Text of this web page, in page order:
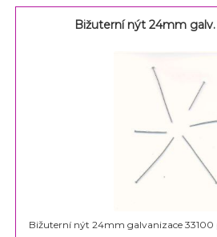
Bižuterní nýt 24mm
Bižuterní nýt 24mm galvanizace 33100